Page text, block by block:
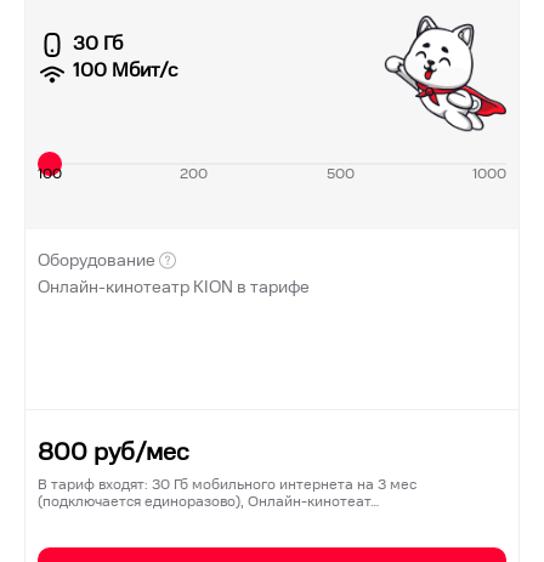
30 Гб
100 Мбит/с
100 200 500 1000
Оборудование
Онлайн-кинотеатр KION в тарифе
800 руб/мес
В тариф входят: 30 Гб мобильного интернета на 3 мес
(подключается единоразово), Онлайн-кинотеат…